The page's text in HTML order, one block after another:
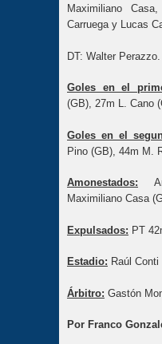
Maximiliano
Carruega y Lucas
DT: Walter Perazzo.
Goles en el
(GB), 27m L. Cano
Goles en el
Pino (GB), 44m M.
Amonestados:
Maximiliano Casa
Expulsados: PT
Estadio: Raúl Conti
Árbitro: Gastón
Por Franco